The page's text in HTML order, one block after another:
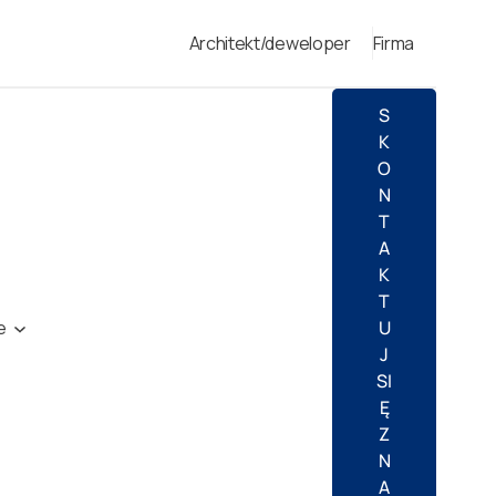
Architekt/deweloper Firma
S
K
O
N
T
A
K
T
U
J
SI
Ę
Z
N
A